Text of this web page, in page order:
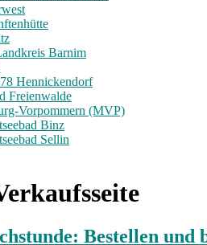
Barnim
Hennickendorf
Freienwalde
Vorpommern (MVP)
Binz
Sellin
Bestellen und